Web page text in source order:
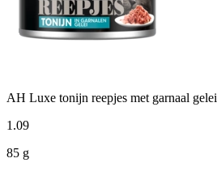
AH Luxe tonijn reepjes met garnaal gelei
1 .09
85 g